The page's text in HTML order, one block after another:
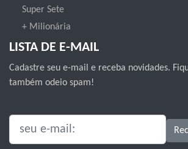
Super Sete
+ Milionária
LISTA DE E-MAIL
Cadastre seu e-mail e receba novidades.
também odeio spam!
SEU E-MAIL: